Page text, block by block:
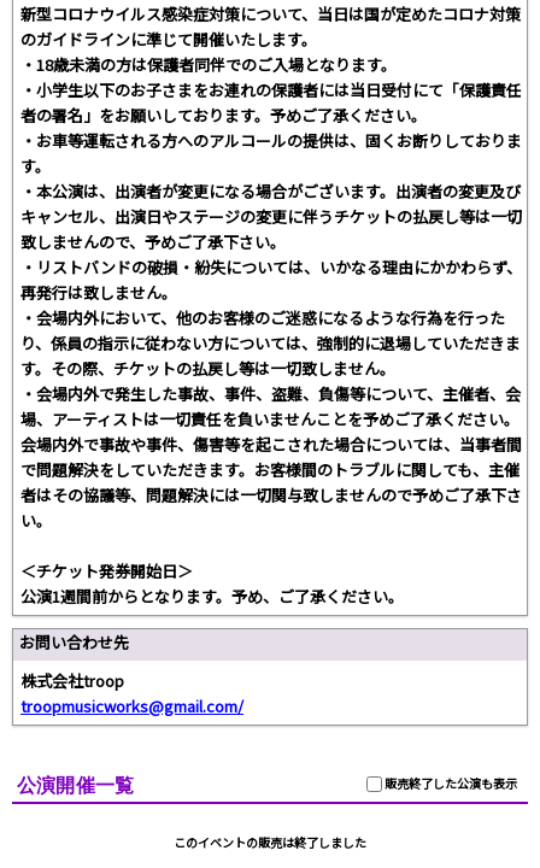
新型コロナウイルス感染症対策について、当日は国が定めたコロナ対策
のガイドラインに準じて開催いたします。
・18歳未満の方は保護者同伴でのご入場となります。
・小学生以下のお子さまをお連れの保護者には当日受付にて「保護責任
者の署名」をお願いしております。予めご了承ください。
・お車等運転される方へのアルコールの提供は、固くお断りしておりま
す。
・本公演は、出演者が変更になる場合がございます。出演者の変更及び
キャンセル、出演日やステージの変更に伴うチケットの払戻し等は一切
致しませんので、予めご了承下さい。
・リストバンドの破損・紛失については、いかなる理由にかかわらず、
再発行は致しません。
・会場内外において、他のお客様のご迷惑になるような行為を行った
り、係員の指示に従わない方については、強制的に退場していただきま
す。その際、チケットの払戻し等は一切致しません。
・会場内外で発生した事故、事件、盗難、負傷等について、主催者、会
場、アーティストは一切責任を負いませんことを予めご了承ください。
会場内外で事故や事件、傷害等を起こされた場合については、当事者間
で問題解決をしていただきます。お客様間のトラブルに関しても、主催
者はその協議等、問題解決には一切関与致しませんので予めご了承下さ
い。
＜チケット発券開始日＞
公演1週間前からとなります。予め、ご了承ください。
お問い合わせ先
株式会社troop
troopmusicworks@gmail.com/
販売終了した公演も表示
公演開催一覧
このイベントの販売は終了しました